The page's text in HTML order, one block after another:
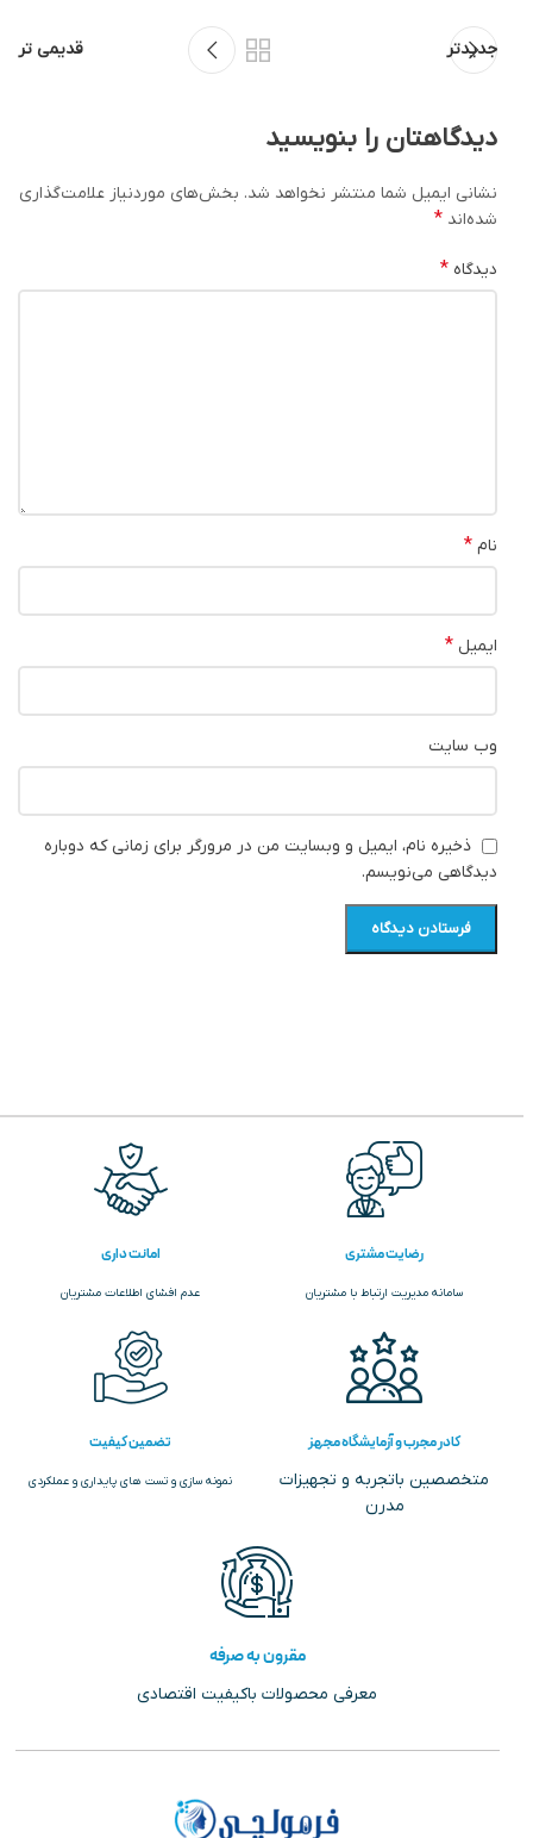
جدیدتر قدیمی تر
دیدگاهتان را بنویسید
نشانی ایمیل شما منتشر نخواهد شد. بخش‌های موردنیاز علامت‌گذاری
شده‌اند *
دیدگاه *
نام *
ایمیل *
وب‌ سایت
ذخیره نام، ایمیل و وبسایت من در مرورگر برای زمانی که دوباره
دیدگاهی می‌نویسم.
رضایت مشتری
سامانه مدیریت ارتباط با مشتریان
امانت داری
عدم افشای اطلاعات مشتریان
کادر مجرب و آزمایشگاه مجهز
متخصصین باتجربه و تجهیزات
مدرن
تضمین کیفیت
نمونه سازی و تست های پایداری و عملکردی
مقرون به صرفه
معرفی محصولات باکیفیت اقتصادی